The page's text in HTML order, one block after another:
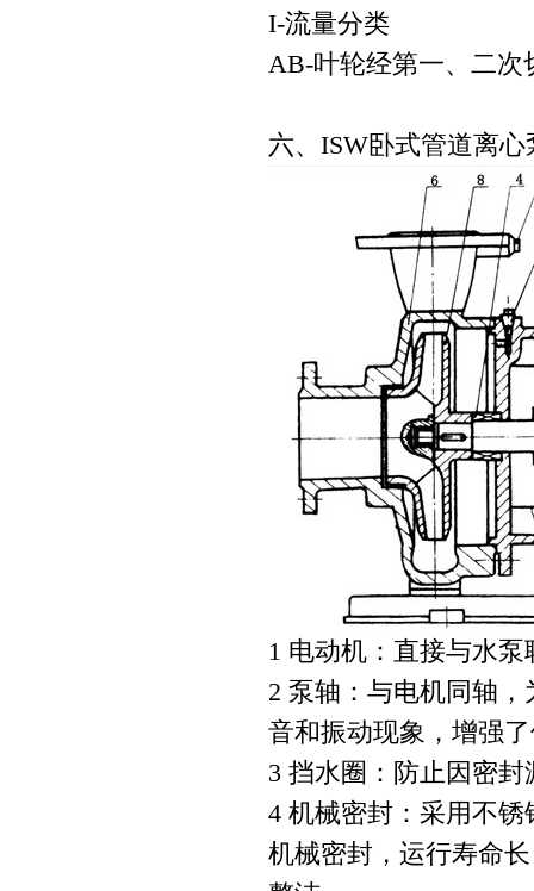
I-流量分类
AB-叶轮经第一、二次
六、ISW卧式管道离
1 电动机：直接与水
2 泵轴：与电机同轴
音和振动现象，增强
3 挡水圈：防止因密
4 机械密封：采用不
机械密封，运行寿命